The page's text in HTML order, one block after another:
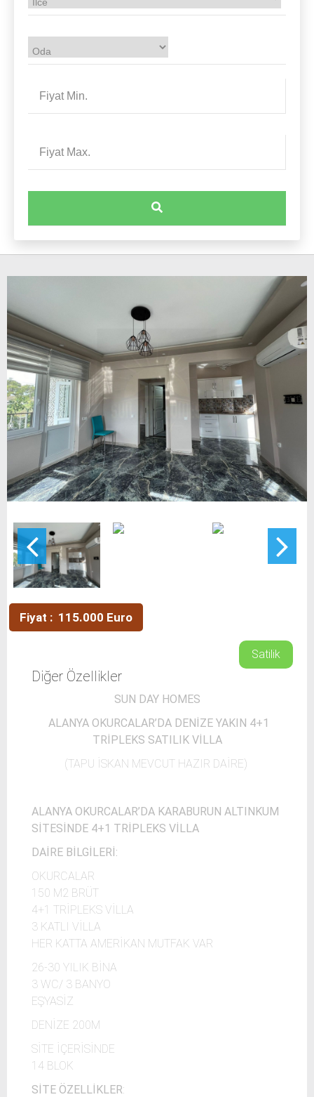
Fiyat : 115.000 Euro
Satilik
Diğer Özellikler
SUN DAY HOMES
ALANYA OKURCALAR’DA DENİZE YAKIN 4+1
TRİPLEKS SATILIK VİLLA
(TAPU İSKAN MEVCUT HAZIR DAİRE)
ALANYA OKURCALAR’DA KARABURUN ALTINKUM
SİTESİNDE 4+1 TRİPLEKS VİLLA
DAİRE BİLGİLERİ:
OKURCALAR
150 M2 BRÜT
4+1 TRİPLEKS VİLLA
3 KATLI VİLLA
HER KATTA AMERİKAN MUTFAK VAR
26-30 YILIK BİNA
3 WC/ 3 BANYO
EŞYASİZ
DENİZE 200M
SİTE İÇERİSİNDE
14 BLOK
SİTE ÖZELLİKLER: